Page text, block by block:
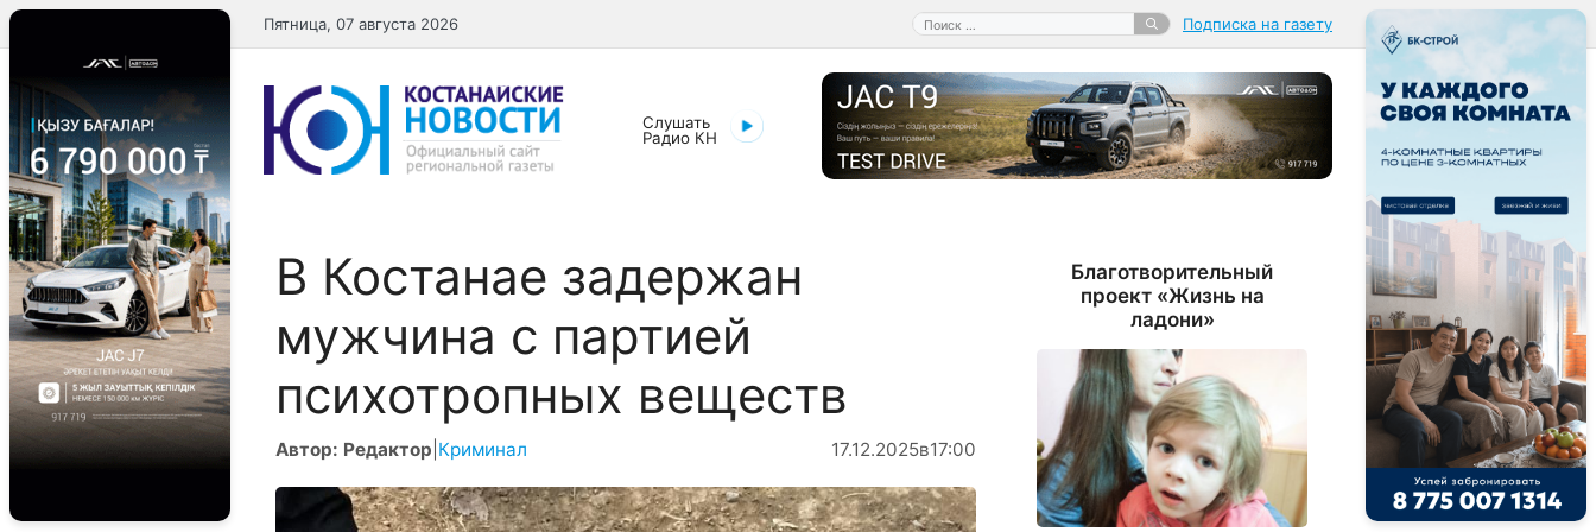
Перейти
к
содержимому
Поиск:
Пятница, 07 августа 2026 Подписка на газету
Слушать
Радио КН
В Костанае задержан
мужчина с партией
психотропных веществ
Автор: Редактор Криминал 17.12.2025в17:00
Благотворительный
проект «Жизнь на
ладони»